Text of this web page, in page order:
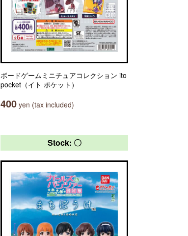
ボードゲームミニチュアコレクション ito
pocket（イト ポケット）
400 yen (tax included)
Stock: 〇